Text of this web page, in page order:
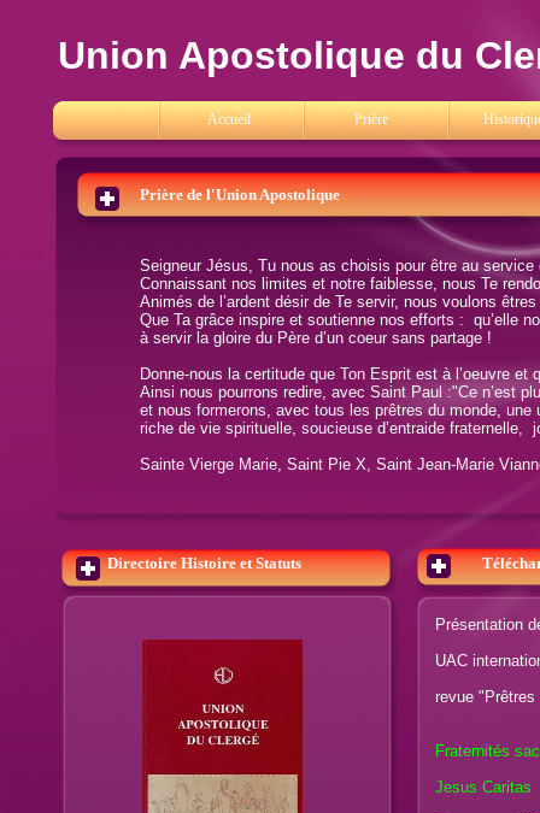
Union Apostolique du
Seigneur Jésus, Tu nous as choisis pour être au
Connaissant nos limites et notre faiblesse, nous Te
Animés de l’ardent désir de Te servir, nous voulons
Que Ta grâce inspire et soutienne nos efforts : qu’elle
à servir la gloire du Père d’un coeur sans partage !
Donne-nous la certitude que Ton Esprit est à l’oeuvre et
Ainsi nous pourrons redire, avec Saint Paul :"Ce n’est
et nous formerons, avec tous les prêtres du monde, une
riche de vie spirituelle, soucieuse d’entraide fraternelle,
Sainte Vierge Marie, Saint Pie X, Saint Jean-Marie
Prière de l'Union Apostolique
Directoire Histoire et Statuts
Présentation
UAC
revue
Fraternités
Jesus Caritas
Accueil Prière